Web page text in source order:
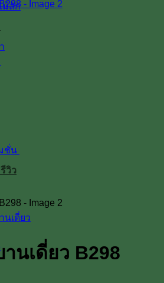
ม้สัก
ชั่น
วิว
นเดี่ยว
นเดี่ยว B298